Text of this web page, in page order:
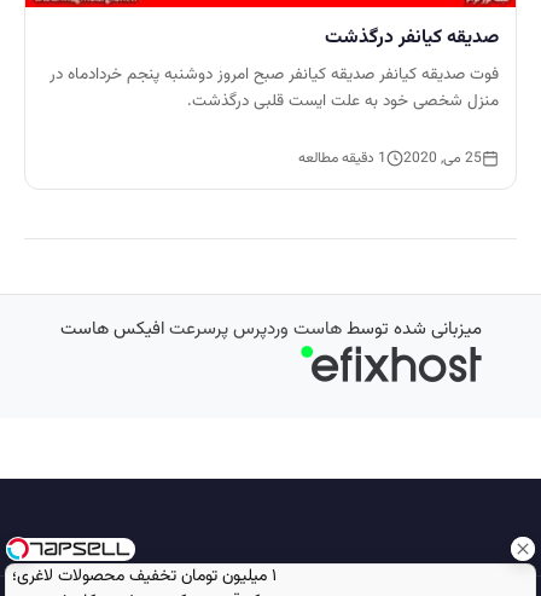
۱ میلیون تومان تخفیف محصولات لاغری؛
صدیقه کیانفر درگذشت
فوت صدیقه کیانفر صدیقه کیانفر صبح امروز دوشنبه پنجم خردادماه در
منزل شخصی خود به علت ایست قلبی درگذشت.
25 می, 2020 1 دقیقه مطالعه
میزبانی شده توسطهاست وردپرس پرسرعتافیکس هاست